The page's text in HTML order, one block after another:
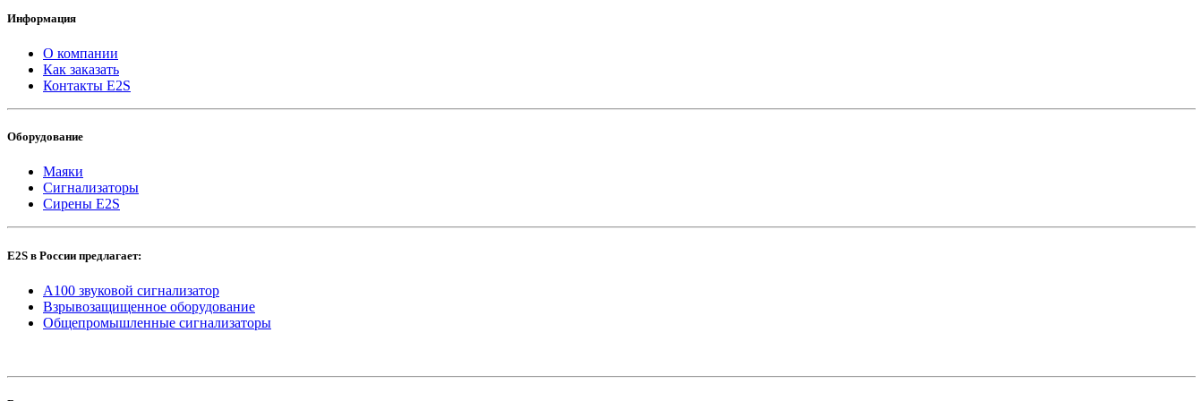
Информация
О компании
Как заказать
Контакты E2S
Оборудование
Маяки
Сигнализаторы
Сирены E2S
E2S в России предлагает:
A100 звуковой сигнализатор
Взрывозащищенное оборудование
Общепромышленные сигнализаторы